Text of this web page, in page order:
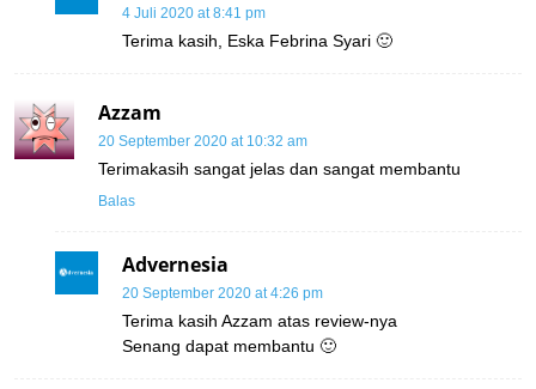
4 Juli 2020 at 8:41 pm
Terima kasih, Eska Febrina Syari 🙂
Azzam
20 September 2020 at 10:32 am
Terimakasih sangat jelas dan sangat membantu
Balas
Advernesia
20 September 2020 at 4:26 pm
Terima kasih Azzam atas review-nya
Senang dapat membantu 🙂